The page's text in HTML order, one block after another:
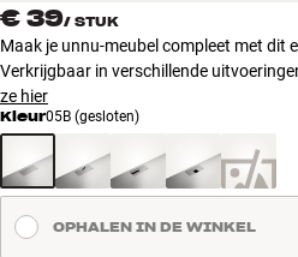
Inloggen
Klantenservice
Bouw met geluid
€ 39/ STUK
Maak je unnu-meubel compleet met dit
Verkrijgbaar in verschillende
ze hier
Kleur05B (gesloten)
OPHALEN IN DE WINKEL